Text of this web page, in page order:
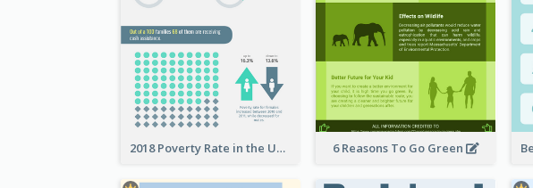
2018 Poverty Rate in the United States Infographic 6 Reasons To Go Green